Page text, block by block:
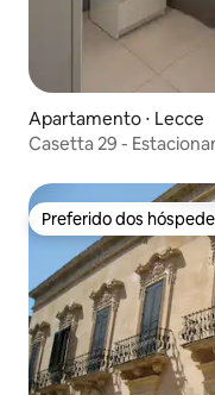
Apartamento ⋅ Lecce
Casetta 29 -
Preferido dos
Preferido dos